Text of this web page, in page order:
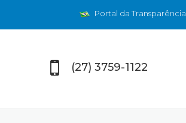
Portal da Transparência
(27) 3759-1122